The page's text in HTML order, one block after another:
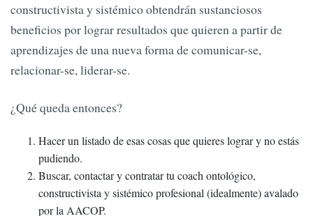
constructivista y sistémico obtendrán sustanciosos
beneficios por lograr resultados que quieren a partir de
aprendizajes de una nueva forma de comunicar-se,
relacionar-se, liderar-se.
¿Qué queda entonces?
Hacer un listado de esas cosas que quieres lograr y no estás
pudiendo.
Buscar, contactar y contratar tu coach ontológico,
constructivista y sistémico profesional (idealmente) avalado
por la AACOP.